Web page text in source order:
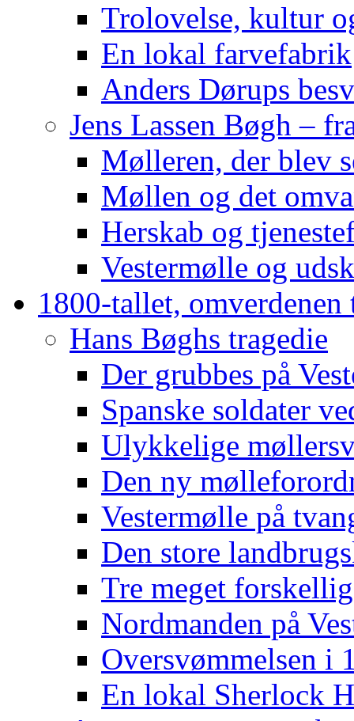
Trolovelse, kultur
En lokal farvefabrik
Anders Dørups
Jens Lassen Bøgh –
Mølleren, der blev
Møllen og det
Herskab og
Vestermølle og
1800-tallet,
Hans Bøghs tragedie
Der grubbes på
Spanske soldater
Ulykkelige
Den ny
Vestermølle på
Den store
Tre meget
Nordmanden på
Oversvømmelsen i
En lokal Sherlock